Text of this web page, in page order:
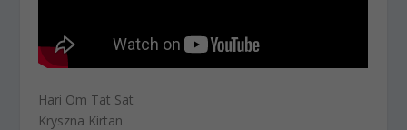
Hari Om Tat Sat
Kryszna Kirtan